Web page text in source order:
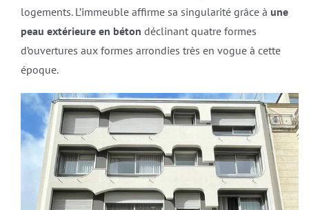
logements. L’immeuble affirme sa singularité grâce à une
peau extérieure en béton déclinant quatre formes
d’ouvertures aux formes arrondies très en vogue à cette
époque.